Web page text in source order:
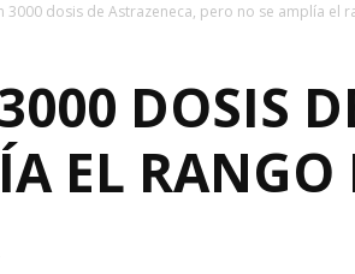
3000 dosis de Astrazeneca, pero no se amplía el
DOSIS
EL